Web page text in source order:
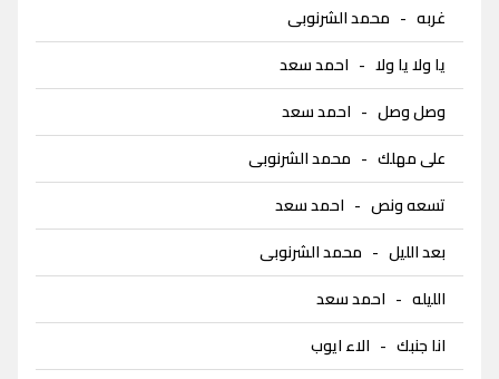
غربه - محمد الشرنوبى
يا ولا يا ولا - احمد سعد
وصل وصل - احمد سعد
على مهلك - محمد الشرنوبى
تسعه ونص - احمد سعد
بعد الليل - محمد الشرنوبى
الليله - احمد سعد
انا جنبك - الاء ايوب